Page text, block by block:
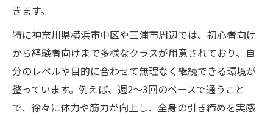
三浦市で始めるスポーツ習慣と心身変化
三浦市でキックボクシングを始める魅力
スポーツ習慣がもたらす心身の変化とは
キックボクシングで感じる日々の活力アッ
きます。
特に神奈川県横浜市中区や三浦市周辺では、初心者向け
から経験者向けまで多様なクラスが用意されており、自
分のレベルや目的に合わせて無理なく継続できる環境が
整っています。例えば、週2〜3回のペースで通うこと
で、徐々に体力や筋力が向上し、全身の引き締めを実感